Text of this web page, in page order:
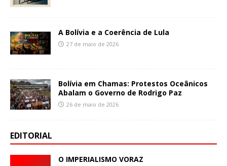
A Bolívia e a Coerência de Lula
27 de maio de 2026
Bolívia em Chamas: Protestos Oceânicos
Abalam o Governo de Rodrigo Paz
26 de maio de 2026
EDITORIAL
O IMPERIALISMO VORAZ